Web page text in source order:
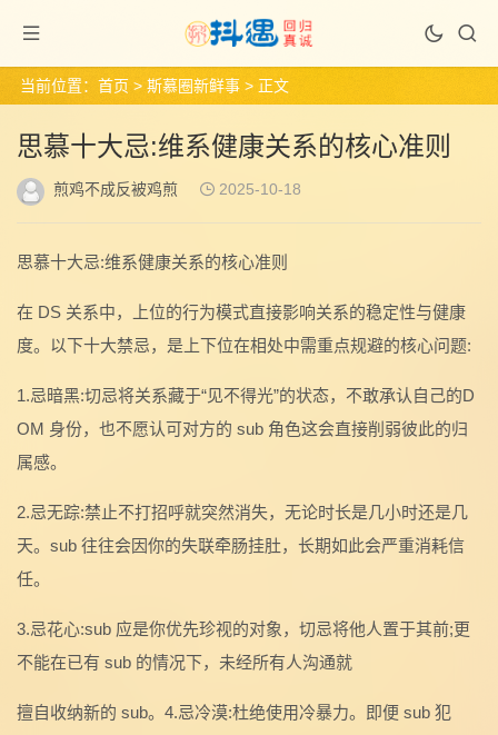
当前位置： 首页 > 斯慕圈新鲜事 > 正文
思慕十大忌:维系健康关系的核心准则
煎鸡不成反被鸡煎 2025-10-18
思慕十大忌:维系健康关系的核心准则
在 DS 关系中，上位的行为模式直接影响关系的稳定性与健康
度。以下十大禁忌，是上下位在相处中需重点规避的核心问题:
1.忌暗黑:切忌将关系藏于“见不得光”的状态，不敢承认自己的D
OM 身份，也不愿认可对方的 sub 角色这会直接削弱彼此的归
属感。
2.忌无踪:禁止不打招呼就突然消失，无论时长是几小时还是几
天。sub 往往会因你的失联牵肠挂肚，长期如此会严重消耗信
任。
3.忌花心:sub 应是你优先珍视的对象，切忌将他人置于其前;更
不能在已有 sub 的情况下，未经所有人沟通就
擅自收纳新的 sub。4.忌冷漠:杜绝使用冷暴力。即便 sub 犯